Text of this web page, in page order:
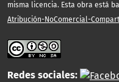
misma licencia. Esta obra está
Atribución-NoComercial-
Redes sociales: